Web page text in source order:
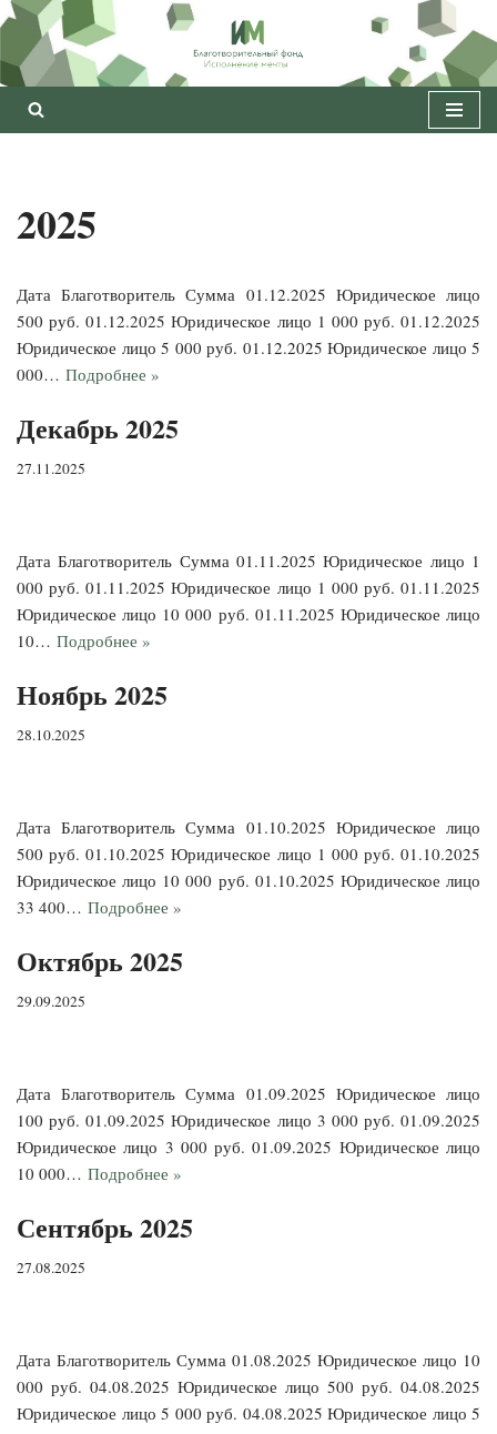
Перейти
к
содержимому
2025
Дата Благотворитель Сумма 01.12.2025 Юридическое лицо
500 руб. 01.12.2025 Юридическое лицо 1 000 руб. 01.12.2025
Юридическое лицо 5 000 руб. 01.12.2025 Юридическое лицо 5
000… Подробнее »
Декабрь 2025
27.11.2025
Дата Благотворитель Сумма 01.11.2025 Юридическое лицо 1
000 руб. 01.11.2025 Юридическое лицо 1 000 руб. 01.11.2025
Юридическое лицо 10 000 руб. 01.11.2025 Юридическое лицо
10… Подробнее »
Ноябрь 2025
28.10.2025
Дата Благотворитель Сумма 01.10.2025 Юридическое лицо
500 руб. 01.10.2025 Юридическое лицо 1 000 руб. 01.10.2025
Юридическое лицо 10 000 руб. 01.10.2025 Юридическое лицо
33 400… Подробнее »
Октябрь 2025
29.09.2025
Дата Благотворитель Сумма 01.09.2025 Юридическое лицо
100 руб. 01.09.2025 Юридическое лицо 3 000 руб. 01.09.2025
Юридическое лицо 3 000 руб. 01.09.2025 Юридическое лицо
10 000… Подробнее »
Сентябрь 2025
27.08.2025
Дата Благотворитель Сумма 01.08.2025 Юридическое лицо 10
000 руб. 04.08.2025 Юридическое лицо 500 руб. 04.08.2025
Юридическое лицо 5 000 руб. 04.08.2025 Юридическое лицо 5